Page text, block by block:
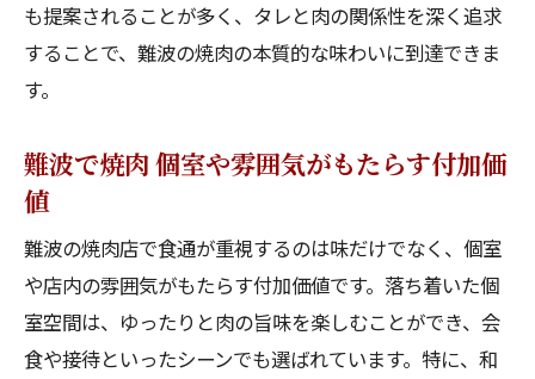
も提案されることが多く、タレと肉の関係性を深く追求
することで、難波の焼肉の本質的な味わいに到達できま
す。
難波で焼肉 個室や雰囲気がもたらす付加価
値
難波の焼肉店で食通が重視するのは味だけでなく、個室
や店内の雰囲気がもたらす付加価値です。落ち着いた個
室空間は、ゆったりと肉の旨味を楽しむことができ、会
食や接待といったシーンでも選ばれています。特に、和